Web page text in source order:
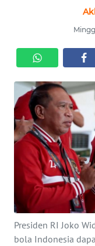
Presiden RI Joko
bola Indonesia
EKUIN
SAINS-TEKNO
KESEHATAN
INTERNASIONAL
SERBA-SERBI
PENDIDIKAN